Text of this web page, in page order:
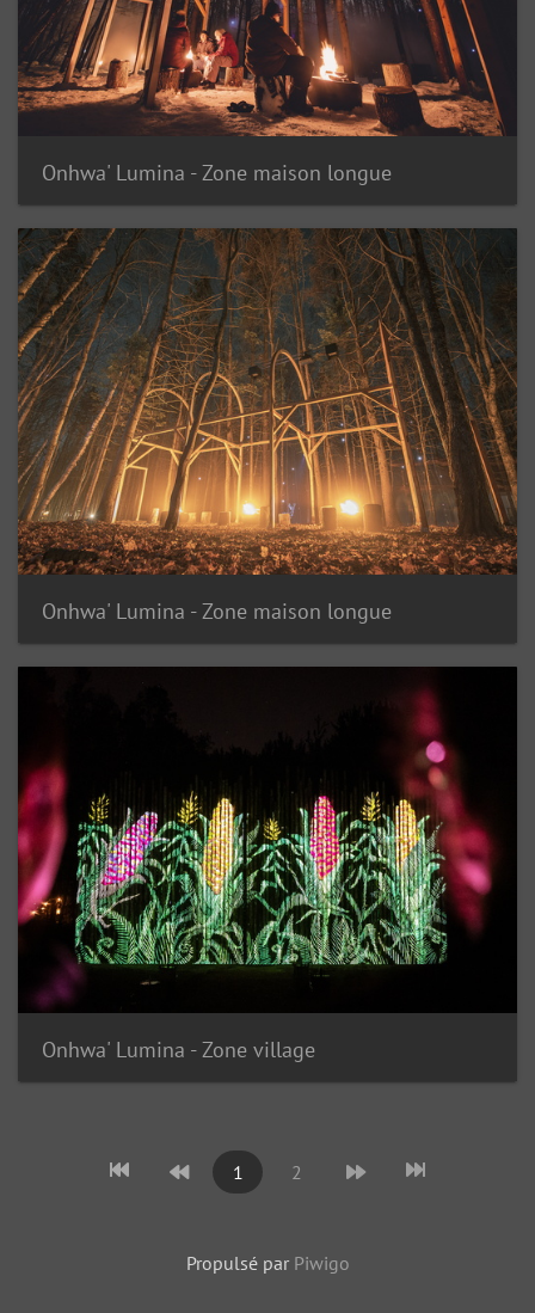
Onhwa' Lumina - Zone maison longue
Onhwa' Lumina - Zone maison longue
Onhwa' Lumina - Zone village
1 2
Propulsé par Piwigo